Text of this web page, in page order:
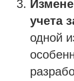
учета
одной